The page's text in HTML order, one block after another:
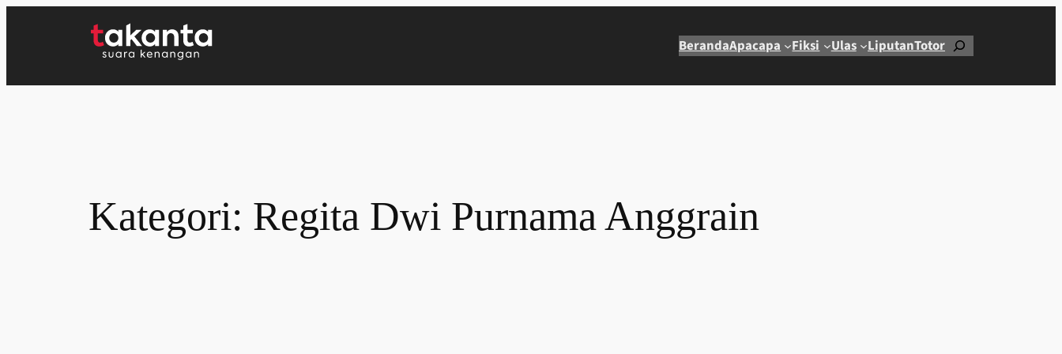
BerandaApacapa Fiksi Ulas LiputanTotorCari
Kategori: Regita Dwi Purnama Anggrain